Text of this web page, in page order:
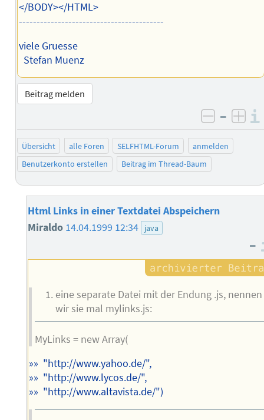
</BODY></HTML>
-----------------------------------------
viele Gruesse
Stefan Muenz
Beitrag melden
negativ
–
Übersicht alle Foren SELFHTML-Forum
anmelden
Benutzerkonto erstellen
Beitrag im Thread-Baum
Html Links in einer Textdatei Abspeichern
Miraldo 14.04.1999 12:34 java
–
eine separate Datei mit der Endung .js, nennen
wir sie mal mylinks.js:
MyLinks = new Array(
»» "http://www.yahoo.de/",
»» "http://www.lycos.de/",
»» "http://www.altavista.de/")